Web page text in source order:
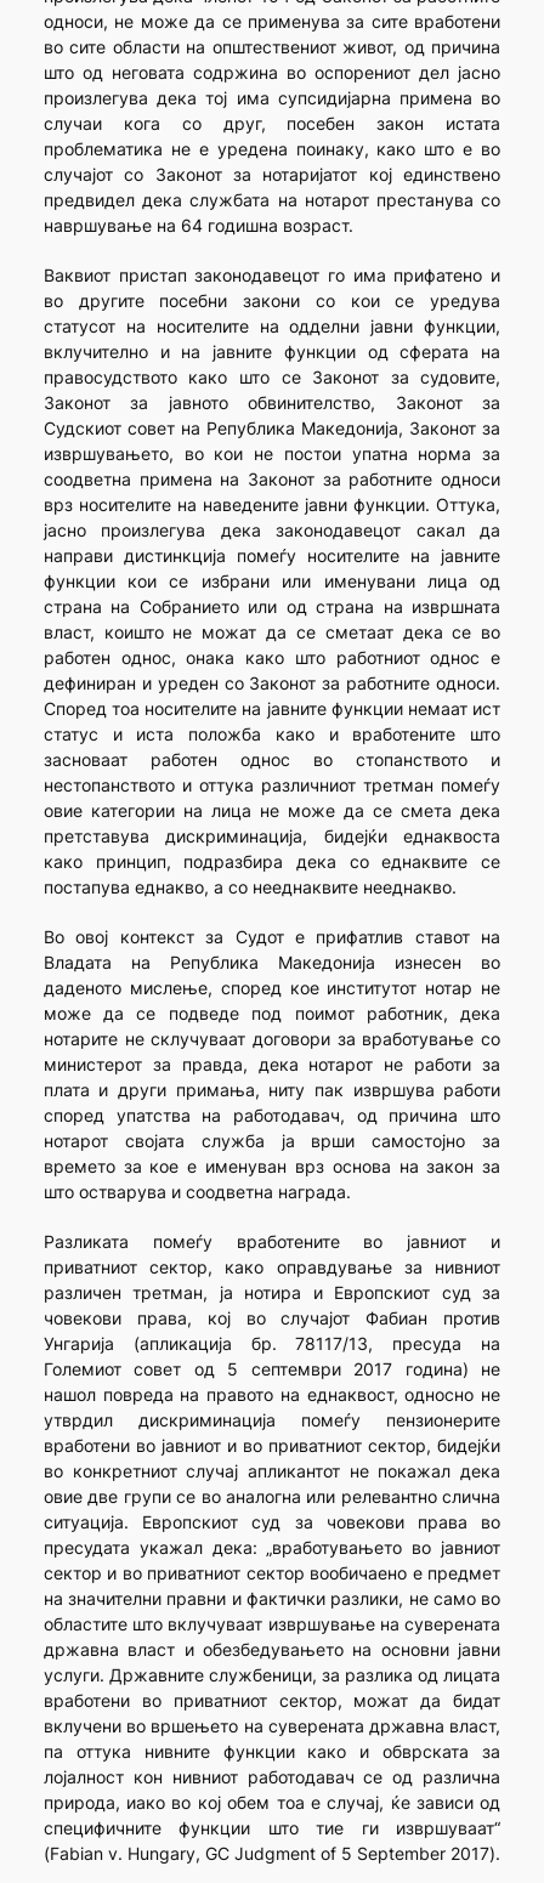
односи, не може да се применува за сите вработени
во сите области на општествениот живот, од причина
што од неговата содржина во оспорениот дел јасно
произлегува дека тој има супсидијарна примена во
случаи кога со друг, посебен закон истата
проблематика не е уредена поинаку, како што е во
случајот со Законот за нотаријатот кој единствено
предвидел дека службата на нотарот престанува со
навршување на 64 годишна возраст.
Ваквиот пристап законодавецот го има прифатено и
во другите посебни закони со кои се уредува
статусот на носителите на одделни јавни функции,
вклучително и на јавните функции од сферата на
правосудството како што се Законот за судовите,
Законот за јавното обвинителство, Законот за
Судскиот совет на Република Македонија, Законот за
извршувањето, во кои не постои упатна норма за
соодветна примена на Законот за работните односи
врз носителите на наведените јавни функции. Оттука,
јасно произлегува дека законодавецот сакал да
направи дистинкција помеѓу носителите на јавните
функции кои се избрани или именувани лица од
страна на Собранието или од страна на извршната
власт, коишто не можат да се сметаат дека се во
работен однос, онака како што работниот однос е
дефиниран и уреден со Законот за работните односи.
Според тоа носителите на јавните функции немаат ист
статус и иста положба како и вработените што
засноваат работен однос во стопанството и
нестопанството и оттука различниот третман помеѓу
овие категории на лица не може да се смета дека
претставува дискриминација, бидејќи еднаквоста
како принцип, подразбира дека со еднаквите се
постапува еднакво, а со нееднаквите нееднакво.
Во овој контекст за Судот е прифатлив ставот на
Владата на Република Македонија изнесен во
даденото мислење, според кое институтот нотар не
може да се подведе под поимот работник, дека
нотарите не склучуваат договори за вработување со
министерот за правда, дека нотарот не работи за
плата и други примања, ниту пак извршува работи
според упатства на работодавач, од причина што
нотарот својата служба ја врши самостојно за
времето за кое е именуван врз основа на закон за
што остварува и соодветна награда.
Разликата помеѓу вработените во јавниот и
приватниот сектор, како оправдување за нивниот
различен третман, ја нотира и Европскиот суд за
човекови права, кој во случајот Фабиан против
Унгарија (апликација бр. 78117/13, пресуда на
Големиот совет од 5 септември 2017 година) не
нашол повреда на правото на еднаквост, односно не
утврдил дискриминација помеѓу пензионерите
вработени во јавниот и во приватниот сектор, бидејќи
во конкретниот случај апликантот не покажал дека
овие две групи се во аналогна или релевантно слична
ситуација. Европскиот суд за човекови права во
пресудата укажал дека: „вработувањето во јавниот
сектор и во приватниот сектор вообичаено е предмет
на значителни правни и фактички разлики, не само во
областите што вклучуваат извршување на суверената
државна власт и обезбедувањето на основни јавни
услуги. Државните службеници, за разлика од лицата
вработени во приватниот сектор, можат да бидат
вклучени во вршењето на суверената државна власт,
па оттука нивните функции како и обврската за
лојалност кон нивниот работодавач се од различна
природа, иако во кој обем тоа е случај, ќе зависи од
специфичните функции што тие ги извршуваат“
(Fabian v. Hungary, GC Judgment of 5 September 2017).